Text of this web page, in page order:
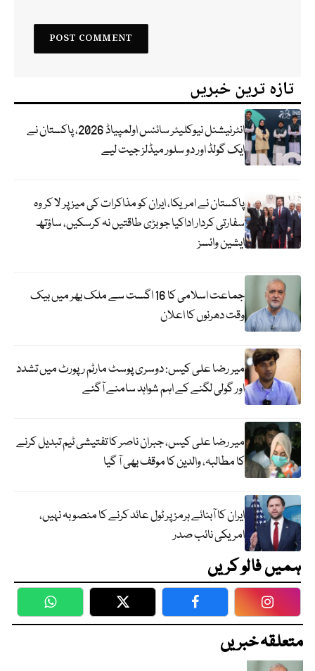
تازہ ترین خبریں
انٹرنیشنل نیوکلیئر سائنس اولمپیاڈ 2026، پاکستان نے
ایک گولڈ اور دو سلور میڈلز جیت لیے
پاکستان نے امریکا، ایران کو مذاکرات کی میز پر لا کر وہ
سفارتی کردار اداکیا جو بڑی طاقتیں نہ کرسکیں، ساؤتھ
ایشین وائسز
جماعت اسلامی کا 16 اگست سے ملک بھر میں بیک
وقت دھرنوں کا اعلان
میر رضا علی کیس: دوسری پوسٹ مارٹم رپورٹ میں تشدد
اور گولی لگنے کے اہم شواہد سامنے آگئے
میر رضا علی کیس، جبران ناصر کا تفتیشی ٹیم تبدیل کرنے
کا مطالبہ، والدین کا موقف بھی آ گیا
ایران کا آبنائے ہرمز پر ٹول عائد کرنے کا منصوبہ نہیں،
امریکی نائب صدر
ہمیں فالو کریں
WhatsApp Twitter Facebook
متعلقہ خبریں